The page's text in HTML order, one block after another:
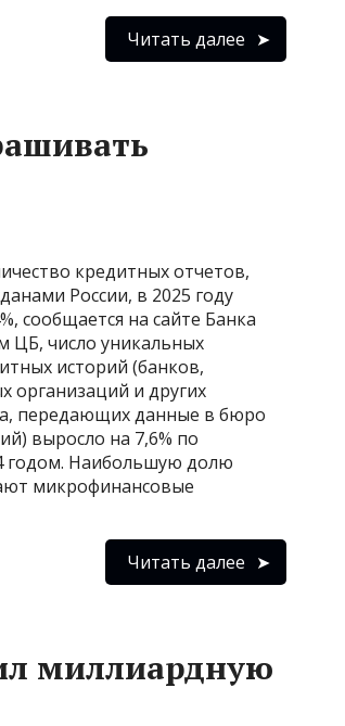
Читать далее
кредитных отчетов,
России, в 2025 году
сообщается на сайте Банка
ЦБ, число уникальных
историй (банков,
организаций и других
передающих данные в бюро
выросло на 7,6% по
годом. Наибольшую долю
микрофинансовые
Читать далее
миллиардную